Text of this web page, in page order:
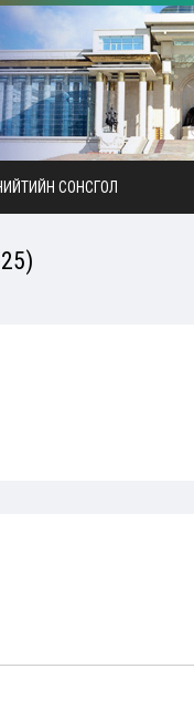
СОНСГОЛ